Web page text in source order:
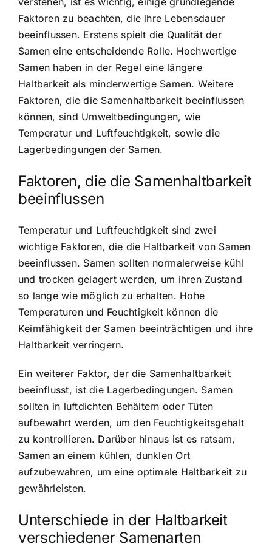
Faktoren zu beachten, die ihre Lebensdauer
beeinflussen. Erstens spielt die Qualität der
Samen eine entscheidende Rolle. Hochwertige
Samen haben in der Regel eine längere
Haltbarkeit als minderwertige Samen. Weitere
Faktoren, die die Samenhaltbarkeit beeinflussen
können, sind Umweltbedingungen, wie
Temperatur und Luftfeuchtigkeit, sowie die
Lagerbedingungen der Samen.
Faktoren, die die Samenhaltbarkeit
beeinflussen
Temperatur und Luftfeuchtigkeit sind zwei
wichtige Faktoren, die die Haltbarkeit von Samen
beeinflussen. Samen sollten normalerweise kühl
und trocken gelagert werden, um ihren Zustand
so lange wie möglich zu erhalten. Hohe
Temperaturen und Feuchtigkeit können die
Keimfähigkeit der Samen beeinträchtigen und ihre
Haltbarkeit verringern.
Ein weiterer Faktor, der die Samenhaltbarkeit
beeinflusst, ist die Lagerbedingungen. Samen
sollten in luftdichten Behältern oder Tüten
aufbewahrt werden, um den Feuchtigkeitsgehalt
zu kontrollieren. Darüber hinaus ist es ratsam,
Samen an einem kühlen, dunklen Ort
aufzubewahren, um eine optimale Haltbarkeit zu
gewährleisten.
Unterschiede in der Haltbarkeit
verschiedener Samenarten